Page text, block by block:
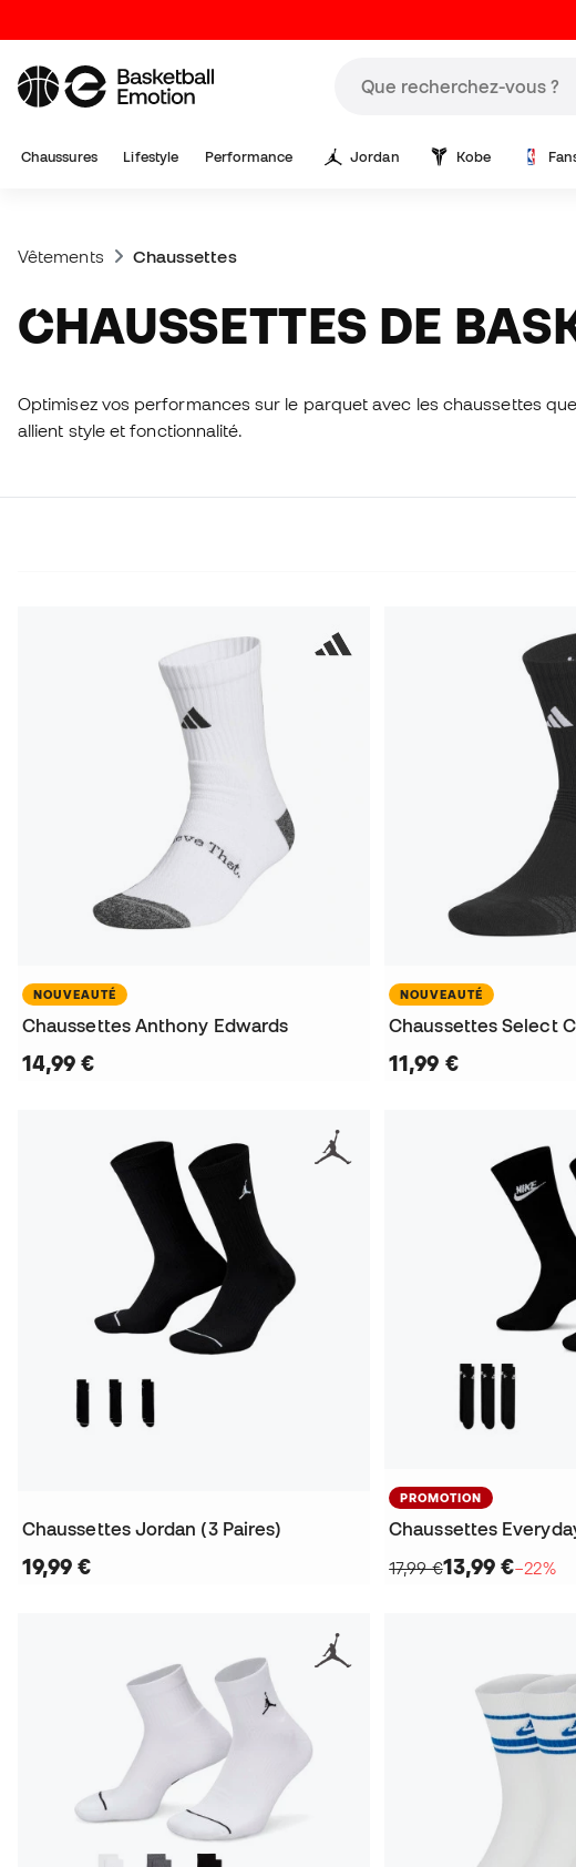
Chaussures Lifestyle Performance Jordan Kobe
Vêtements Chaussettes
CHAUSSETTES DE
Optimisez vos performances sur le parquet avec les chaussettes
allient style et fonctionnalité.
NOUVEAUTÉ
Chaussettes Anthony Edwards
14,99 €
NOUVEAUTÉ
Chaussettes Select
11,99 €
Chaussettes Jordan (3 Paires)
19,99 €
PROMOTION
17,99 €13,99 €−22%